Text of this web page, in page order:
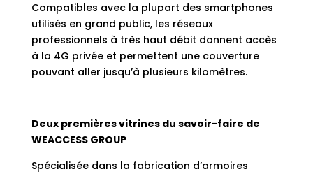
Compatibles avec la plupart des smartphones
utilisés en grand public, les réseaux
professionnels à très haut débit donnent accès
à la 4G privée et permettent une couverture
pouvant aller jusqu’à plusieurs kilomètres.
Deux premières vitrines du savoir-faire de
WEACCESS GROUP
Spécialisée dans la fabrication d’armoires